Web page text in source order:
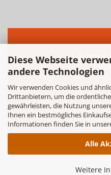
Diese Webseite
andere Technologien
Wir verwenden Cookies und
Drittanbietern, um die
gewährleisten, die Nutzung
Ihnen ein bestmögliches
Informationen finden Sie in
Alle
Weitere
in ganz
UND